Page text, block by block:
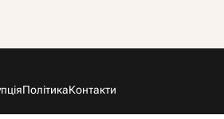
ПолітикаКонтакти